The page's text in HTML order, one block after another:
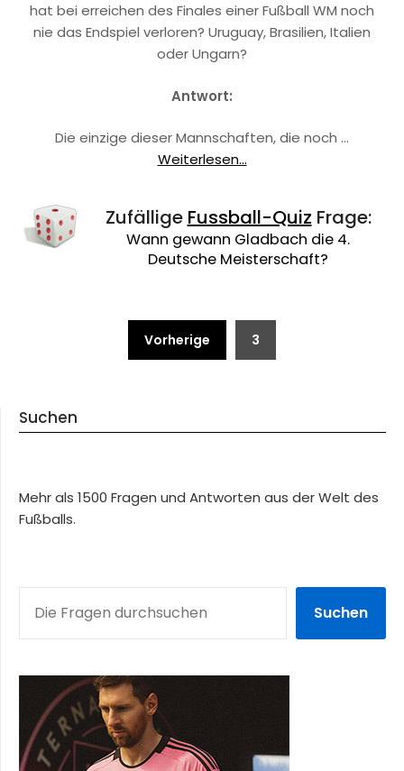
hat bei erreichen des Finales einer Fußball WM noch
nie das Endspiel verloren? Uruguay, Brasilien, Italien
oder Ungarn?
Antwort:
Die einzige dieser Mannschaften, die noch …
Weiterlesen...
Zufällige Fussball-Quiz Frage:
Wann gewann Gladbach die 4.
Deutsche Meisterschaft?
Beitragsnavigation
Vorherige 3
Suchen
Mehr als 1500 Fragen und Antworten aus der Welt des
Fußballs.
Suchen